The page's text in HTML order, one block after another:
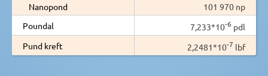
Nanopond
101 970 np
Poundal
7,233*10-6 pdl
Pund kreft
2,2481*10-7 lbf